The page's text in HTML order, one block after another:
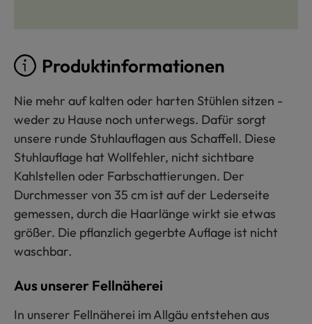
Produktinformationen
Nie mehr auf kalten oder harten Stühlen sitzen -
weder zu Hause noch unterwegs. Dafür sorgt
unsere runde Stuhlauflagen aus Schaffell. Diese
Stuhlauflage hat Wollfehler, nicht sichtbare
Kahlstellen oder Farbschattierungen. Der
Durchmesser von 35 cm ist auf der Lederseite
gemessen, durch die Haarlänge wirkt sie etwas
größer. Die pflanzlich gegerbte Auflage ist nicht
waschbar.
Aus unserer Fellnäherei
In unserer Fellnäherei im Allgäu entstehen aus